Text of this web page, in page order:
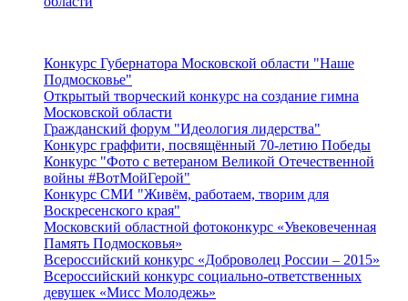
Конкурс Губернатора Московской области "Наше
Подмосковье"
Открытый творческий конкурс на создание гимна
Московской области
Гражданский форум "Идеология лидерства"
Конкурс граффити, посвящённый 70-летию Победы
Конкурс "Фото с ветераном Великой Отечественной
войны #ВотМойГерой"
Конкурс СМИ "Живём, работаем, творим для
Воскресенского края"
Московский областной фотоконкурс «Увековеченная
Память Подмосковья»
Всероссийский конкурс «Доброволец России – 2015»
Всероссийский конкурс социально-ответственных
девушек «Мисс Молодежь»